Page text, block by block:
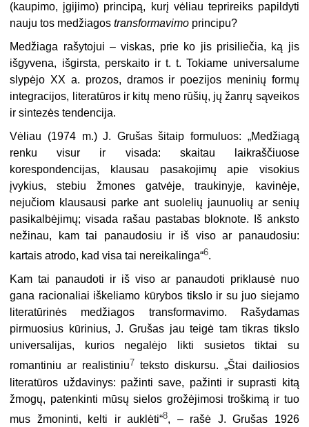
(kaupimo, įgijimo) principą, kurį vėliau teprireiks papildyti
nauju tos medžiagostransformavimo principu?
Medžiaga rašytojui – viskas, prie ko jis prisiliečia, ką jis
išgyvena, išgirsta, perskaito ir t. t. Tokiame universalume
slypėjo XX a. prozos, dramos ir poezijos meninių formų
integracijos, literatūros ir kitų meno rūšių, jų žanrų sąveikos
ir sintezės tendencija.
Vėliau (1974 m.) J. Grušas šitaip formuluos: „Medžiagą
renku visur ir visada: skaitau laikraščiuose
korespondencijas, klausau pasakojimų apie visokius
įvykius, stebiu žmones gatvėje, traukinyje, kavinėje,
nejučiom klausausi parke ant suolelių jaunuolių ar senių
pasikalbėjimų; visada rašau pastabas bloknote. Iš anksto
nežinau, kam tai panaudosiu ir iš viso ar panaudosiu:
kartais atrodo, kad visa tai nereikalinga“6.
Kam tai panaudoti ir iš viso ar panaudoti priklausė nuo
gana raciona­liai iškeliamo kūrybos tikslo ir su juo siejamo
literatūrinės medžiagos transformavimo. Rašydamas
pirmuosius kūrinius, J. Grušas jau teigė tam tikras tikslo
universalijas, kurios negalėjo likti susietos tiktai su
romantiniu ar realistiniu7 teksto diskursu. „Štai dailiosios
literatūros uždavinys: pažinti save, pažinti ir suprasti kitą
žmogų, patenkinti mūsų sielos grožėjimosi troškimą ir tuo
mus žmoninti, kelti ir auklėti“8, – rašė J. Grušas 1926